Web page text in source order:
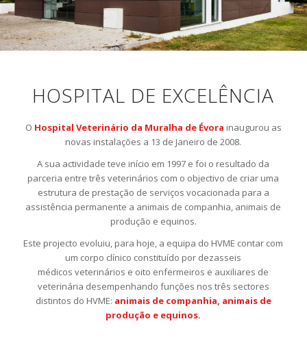
HOSPITAL DE EXCELÊNCIA
O Hospital Veterinário da Muralha de Évora inaugurou as
novas instalações a 13 de Janeiro de 2008.
A sua actividade teve início em 1997 e foi o resultado da
parceria entre três veterinários com o objectivo de criar uma
estrutura de prestação de serviços vocacionada para a
assistência permanente a animais de companhia, animais de
produção e equinos.
Este projecto evoluiu, para hoje, a equipa do HVME contar com
um corpo clínico constituído por dezasseis
médicos veterinários e oito enfermeiros e auxiliares de
veterinária desempenhando funções nos três sectores
distintos do HVME: animais de companhia, animais de
produção e equinos.